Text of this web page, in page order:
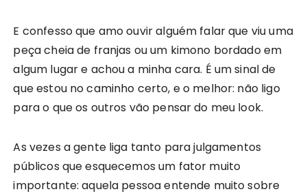
E confesso que amo ouvir alguém falar que viu uma
peça cheia de franjas ou um kimono bordado em
algum lugar e achou a minha cara. É um sinal de
que estou no caminho certo, e o melhor: não ligo
para o que os outros vão pensar do meu look.
As vezes a gente liga tanto para julgamentos
públicos que esquecemos um fator muito
importante: aquela pessoa entende muito sobre